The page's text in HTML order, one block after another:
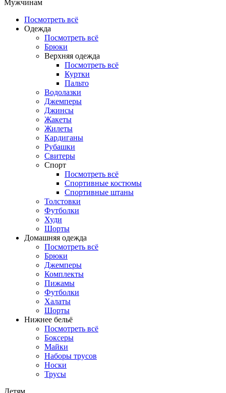
Мужчинам
Посмотреть всё
Одежда
Посмотреть всё
Брюки
Верхняя одежда
Посмотреть всё
Куртки
Пальто
Водолазки
Джемперы
Джинсы
Жакеты
Жилеты
Кардиганы
Рубашки
Свитеры
Спорт
Посмотреть всё
Спортивные костюмы
Спортивные штаны
Толстовки
Футболки
Худи
Шорты
Домашняя одежда
Посмотреть всё
Брюки
Джемперы
Комплекты
Пижамы
Футболки
Халаты
Шорты
Нижнее бельё
Посмотреть всё
Боксеры
Майки
Наборы трусов
Носки
Трусы
Детям